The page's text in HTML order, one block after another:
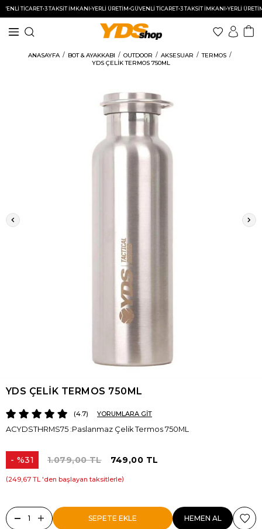
TİCARET•3 TAKSİT İMKANI•YERLİ ÜRETİM•GÜVENLİ TİCARET•3 TAKSİT İMKANI•YERLİ ÜRETİM•
ANASAYFA BOT & AYAKKABI OUTDOOR AKSESUAR
TERMOS
YDS ÇELİK TERMOS 750ML
YDS ÇELİK TERMOS 750ML
4.7 YORUMLARA GİT
ACYDSTHRMS75 :Paslanmaz Çelik Termos 750ML
%31
İndirim
1.079,00 TL 749,00 TL
249,67 TL 'den başlayan taksitlerle